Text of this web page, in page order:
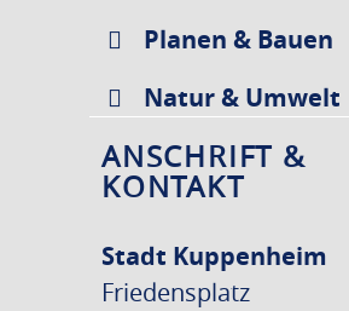
Planen & Bauen
Natur & Umwelt
ANSCHRIFT &
KONTAKT
Stadt Kuppenheim
Friedensplatz